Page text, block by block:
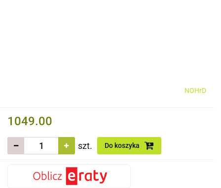
NOHrD
1049.00
szt. Do koszyka